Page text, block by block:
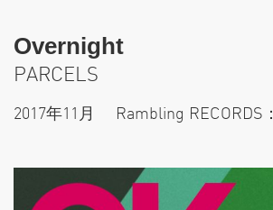
Overnight
PARCELS
2017年11月 Rambling RECORDS：